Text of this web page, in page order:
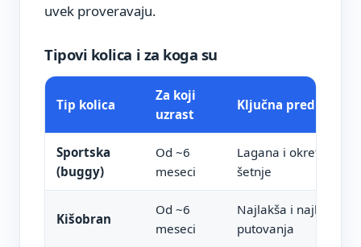
uvek proveravaju.
Tipovi kolica i za koga su
Tip kolica
Za koji
uzrast
Ključna prednost
Sportska
(buggy)
Od ~6
meseci
Lagana i okretna za
šetnje
Kišobran
Od ~6
meseci
Najlakša i
putovanja